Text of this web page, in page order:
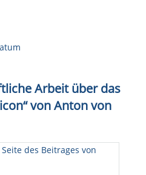
Arbeit über das
von Anton von